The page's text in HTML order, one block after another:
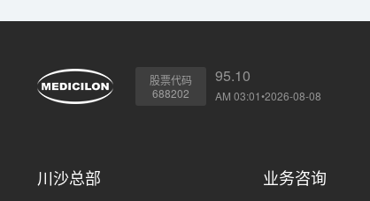
股票代码
688202
95.10
AM 03:01•2026-08-08
川沙总部 业务咨询